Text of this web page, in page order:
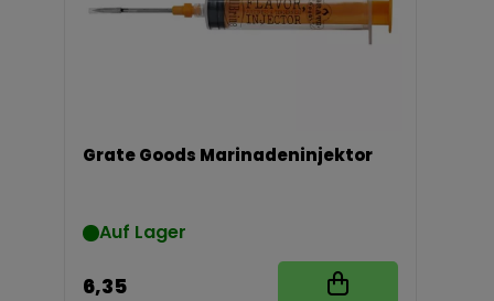
Grate Goods Marinadeninjektor
Auf Lager
6,35